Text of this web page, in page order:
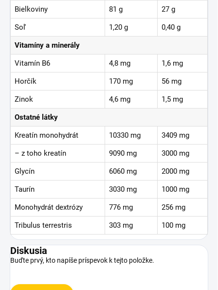
Bielkoviny 81 g 27 g
Soľ 1,20 g 0,40 g
Vitamíny a minerály
Vitamín B6 4,8 mg 1,6 mg
Horčík 170 mg 56 mg
Zinok 4,6 mg 1,5 mg
Ostatné látky
Kreatín monohydrát 10330 mg 3409 mg
– z toho kreatín 9090 mg 3000 mg
Glycín 6060 mg 2000 mg
Taurín 3030 mg 1000 mg
Monohydrát dextrózy 776 mg 256 mg
Tribulus terrestris 303 mg 100 mg
Diskusia
Buďte prvý, kto napíše príspevok k tejto položke.